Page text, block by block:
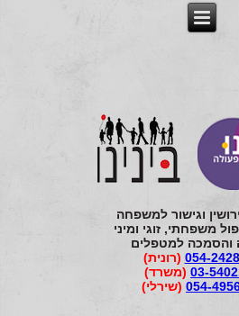
וגישור למשפחה
משפחתי, זוגי ומיני
והסמכה למטפלים
054- (רונית)
03- (משרד)
054- (שירלי)